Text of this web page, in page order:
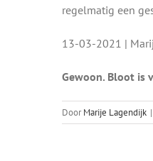
regelmatig een
13-03-2021 |
Gewoon. Bloot is
DoorMarije Lagendijk |